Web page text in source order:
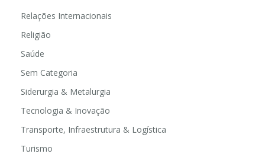
Relações Internacionais
Religião
Saúde
Sem Categoria
Siderurgia & Metalurgia
Tecnologia & Inovação
Transporte, Infraestrutura & Logística
Turismo